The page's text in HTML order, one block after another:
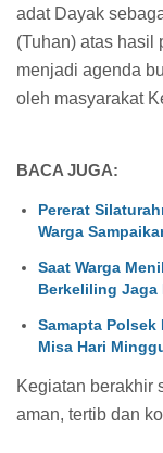
adat Dayak
(Tuhan) atas hasil
menjadi agenda
oleh masyarakat
BACA JUGA:
Pererat
Warga
Saat Warga
Berkeliling Jaga
Samapta Polsek
Misa Hari
Kegiatan berakhir
aman, tertib dan